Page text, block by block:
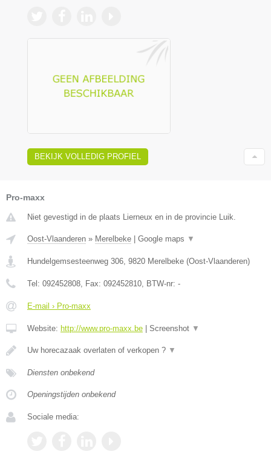
BEKIJK VOLLEDIG PROFIEL
Pro-maxx
Niet gevestigd in de plaats Lierneux en in de provincie Luik.
Oost-Vlaanderen » Merelbeke Google maps ▼
Hundelgemsesteenweg 306, 9820 Merelbeke (Oost-Vlaanderen)
Tel: 092452808, Fax: 092452810, BTW-nr: -
E-mail › Pro-maxx
Website: http://www.pro-maxx.be Screenshot ▼
Uw horecazaak overlaten of verkopen ? ▼
Diensten onbekend
Openingstijden onbekend
Sociale media: